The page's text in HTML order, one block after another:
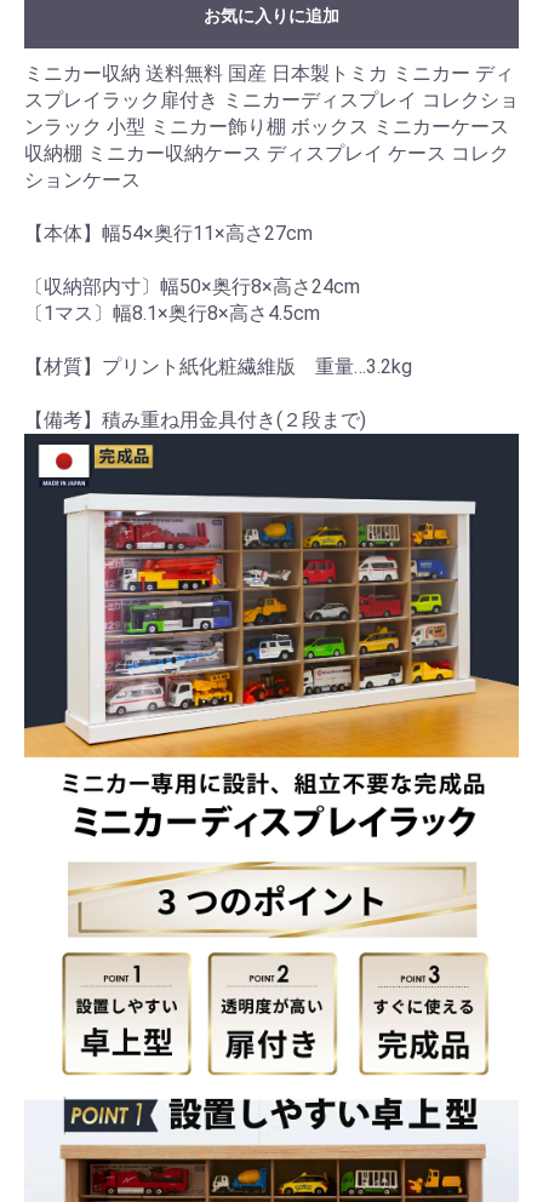
お気に入りに追加
ミニカー収納 送料無料 国産 日本製トミカ ミニカー ディ
スプレイラック扉付き ミニカーディスプレイ コレクショ
ンラック 小型 ミニカー飾り棚 ボックス ミニカーケース
収納棚 ミニカー収納ケース ディスプレイ ケース コレク
ションケース
【本体】幅54×奥行11×高さ27cm
〔収納部内寸〕幅50×奥行8×高さ24cm
〔1マス〕幅8.1×奥行8×高さ4.5cm
【材質】プリント紙化粧繊維版 重量…3.2kg
【備考】積み重ね用金具付き(２段まで)